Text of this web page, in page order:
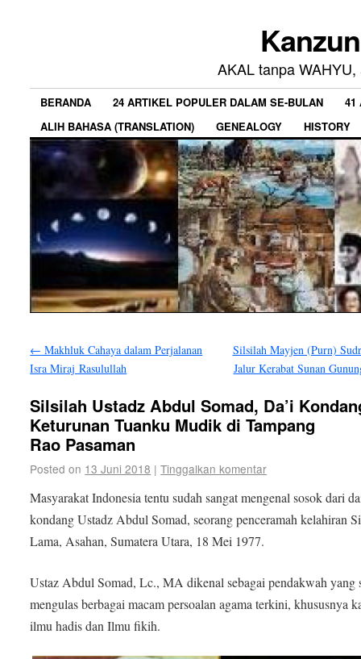
AKAL tanpa
BERANDA 24 ARTIKEL POPULER DALAM SE-BULAN
41
ALIH BAHASA (TRANSLATION)
GENEALOGY HISTORY
← Makhluk Cahaya dalam Perjalanan
Isra Miraj Rasulullah
Silsilah Mayjen (Purn)
Jalur Kerabat Sunan
Silsilah Ustadz Abdul Somad, Da’i
Keturunan Tuanku Mudik di Tampang
Rao Pasaman
Posted on 13 Juni 2018 | Tinggalkan komentar
Masyarakat Indonesia tentu sudah sangat mengenal sosok dari
kondang Ustadz Abdul Somad, seorang penceramah kelahiran
Lama, Asahan, Sumatera Utara, 18 Mei 1977.
Ustaz Abdul Somad, Lc., MA dikenal sebagai pendakwah yang
mengulas berbagai macam persoalan agama terkini, khususnya
ilmu hadis dan Ilmu fikih.